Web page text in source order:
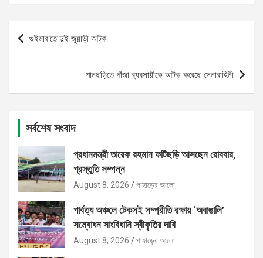
Post
navigation
গুইমারাতে দুই জুয়াড়ী আটক
পানছড়িতে গাঁজা ব্যবসায়ীকে আটক করেছে সেনাবাহিনী
সর্বশেষ সংবাদ
প্রধানমন্ত্রী তারেক রহমান ফটিছড়ি আসছেন রোববার,
প্রস্তুতি সম্পন্ন
August 8, 2026 পাহাড়ের আলো
পার্বত্য অঞ্চলে টেকসই সম্প্রীতি রক্ষায় ‘অবাঙালি’
সম্বোধন সাংবিধানি স্বীকৃতির দাবি
August 8, 2026 পাহাড়ের আলো